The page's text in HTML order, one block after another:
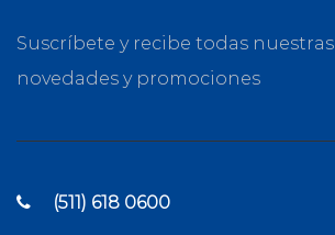
Suscríbete y recibe todas nuestras
novedades y promociones
(511) 618 0600